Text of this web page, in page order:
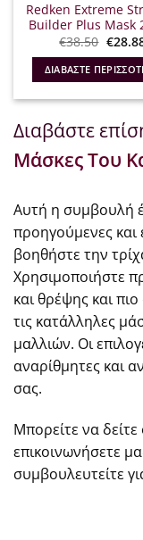
Redken Extreme
Builder Plus Mask
€38.50
price
was:
€
ΔΙΑΒΆΣΤΕ
Διαβάστε
Μάσκες Του
Αυτή η συμβουλή
προηγούμενες και
βοηθήστε την
Χρησιμοποιήστε
και θρέψης και
τις κατάλληλες
μαλλιών. Οι
αναρίθμητες και
σας.
Μπορείτε να δείτε
επικοινωνήσετε
συμβουλευτείτε